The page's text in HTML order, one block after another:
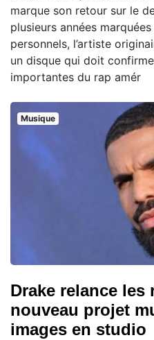
marque son retour sur le
plusieurs années
personnels, l’artiste
un disque qui doit
importantes du rap amér
Musique
Drake relance les
nouveau projet
images en studio